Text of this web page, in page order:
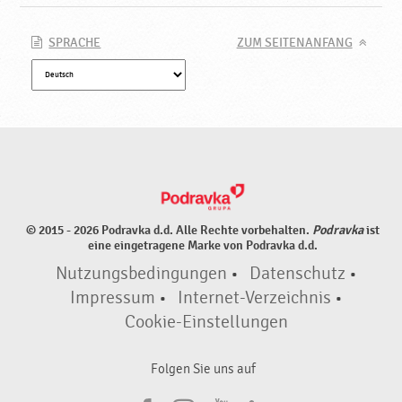
SPRACHE ZUM SEITENANFANG
© 2015 - 2026 Podravka d.d. Alle Rechte vorbehalten. Podravkaist
eine eingetragene Marke von Podravka d.d.
Nutzungsbedingungen • Datenschutz •
Impressum • Internet-Verzeichnis •
Cookie-Einstellungen
Folgen Sie uns auf